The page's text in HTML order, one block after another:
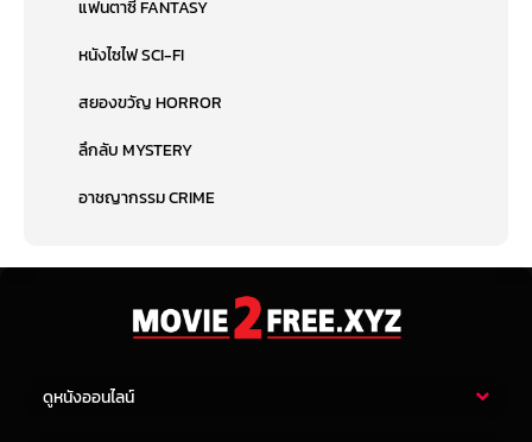
แฟนตาซี FANTASY
หนังไซไฟ SCI-FI
สยองขวัญ HORROR
ลึกลับ MYSTERY
อาชญากรรม CRIME
ดูหนังออนไลน์